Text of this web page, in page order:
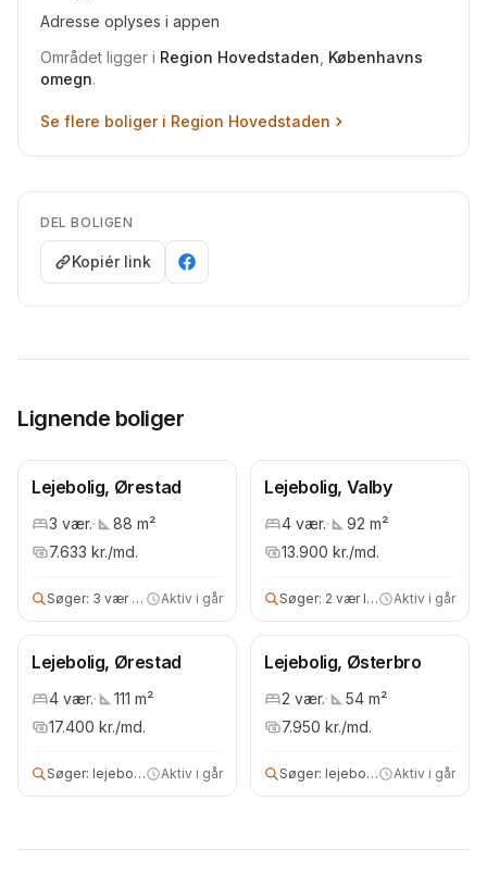
Adresse oplyses i appen
Området ligger i Region Hovedstaden Københavns
omegn.
Se flere boliger i Region Hovedstaden
DEL BOLIGEN
Kopiér link
Lignende boliger
Lejebolig, Ørestad
3 vær.· 88 m²
7.633 kr./md.
Søger: 3 vær lejebolig Aktiv i går
Lejebolig, Valby
4 vær.· 92 m²
13.900 kr./md.
Søger: 2 vær lejebolig Aktiv i går
Lejebolig, Ørestad
4 vær.· 111 m²
17.400 kr./md.
Søger: lejebolig Aktiv i går
Lejebolig, Østerbro
2 vær.· 54 m²
7.950 kr./md.
Søger: lejebolig Aktiv i går